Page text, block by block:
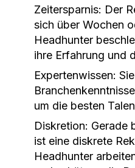
Zeitersparnis: Der
sich über Wochen
Headhunter
ihre Erfahrung und
Expertenwissen:
um die besten
Diskretion: Gerade
ist eine diskrete
Headhunter